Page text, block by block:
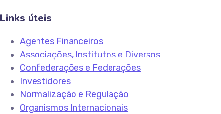
Links úteis
Agentes Financeiros
Associações, Institutos e Diversos
Confederações e Federações
Investidores
Normalização e Regulação
Organismos Internacionais